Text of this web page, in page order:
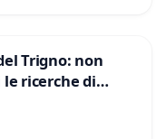
Trigno: non
ricerche di